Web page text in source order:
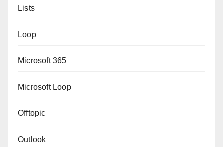
Lists
Loop
Microsoft 365
Microsoft Loop
Offtopic
Outlook